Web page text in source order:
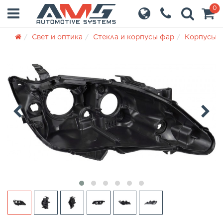
0
Свет и оптика Стекла и корпусы фар Корпусы